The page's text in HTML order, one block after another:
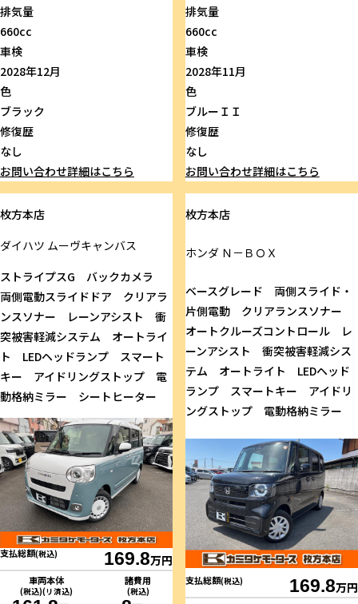
排気量
660cc
車検
2028年12月
色
ブラック
修復歴
なし
お問い合わせ詳細はこちら
排気量
660cc
車検
2028年11月
色
ブルーＩＩ
修復歴
なし
お問い合わせ詳細はこちら
枚方本店
ダイハツ ムーヴキャンバス
ストライプスG バックカメラ
両側電動スライドドア クリアラ
ンスソナー レーンアシスト 衝
突被害軽減システム オートライ
ト LEDヘッドランプ スマート
キー アイドリングストップ 電
動格納ミラー シートヒーター
支払総額(税込) 169.8万円
車両本体
(税込)(リ済込)
諸費用
(税込)
枚方本店
ホンダＮ－ＢＯＸ
ベースグレード 両側スライド・
片側電動 クリアランスソナー
オートクルーズコントロール レ
ーンアシスト 衝突被害軽減シス
テム オートライト LEDヘッド
ランプ スマートキー アイドリ
ングストップ 電動格納ミラー
支払総額(税込) 169.8万円